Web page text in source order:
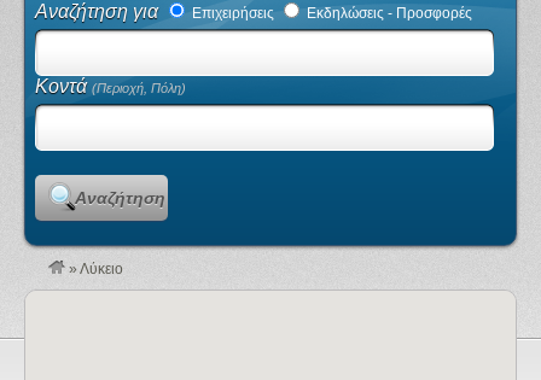
Αναζήτηση για Επιχειρήσεις Εκδηλώσεις - Προσφορές
Κοντά(Περιοχή, Πόλη)
Αναζήτηση
»Λύκειο